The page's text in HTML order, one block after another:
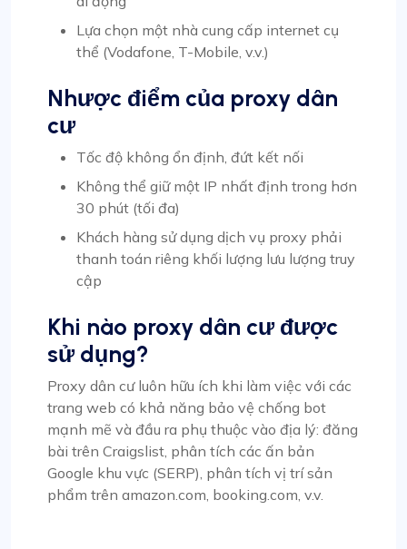
Lựa chọn một nhà cung cấp internet cụ
thể (Vodafone, T-Mobile, v.v.)
Nhược điểm của proxy dân
cư
Tốc độ không ổn định, đứt kết nối
Không thể giữ một IP nhất định trong hơn
30 phút (tối đa)
Khách hàng sử dụng dịch vụ proxy phải
thanh toán riêng khối lượng lưu lượng truy
cập
Khi nào proxy dân cư được
sử dụng?
Proxy dân cư luôn hữu ích khi làm việc với các
trang web có khả năng bảo vệ chống bot
mạnh mẽ và đầu ra phụ thuộc vào địa lý: đăng
bài trên Craigslist, phân tích các ấn bản
Google khu vực (SERP), phân tích vị trí sản
phẩm trên amazon.com, booking.com, v.v.